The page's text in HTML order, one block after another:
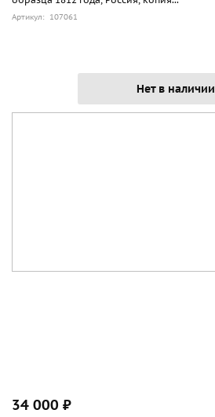
Артикул: 107061
Нет в наличии
34 000 ₽